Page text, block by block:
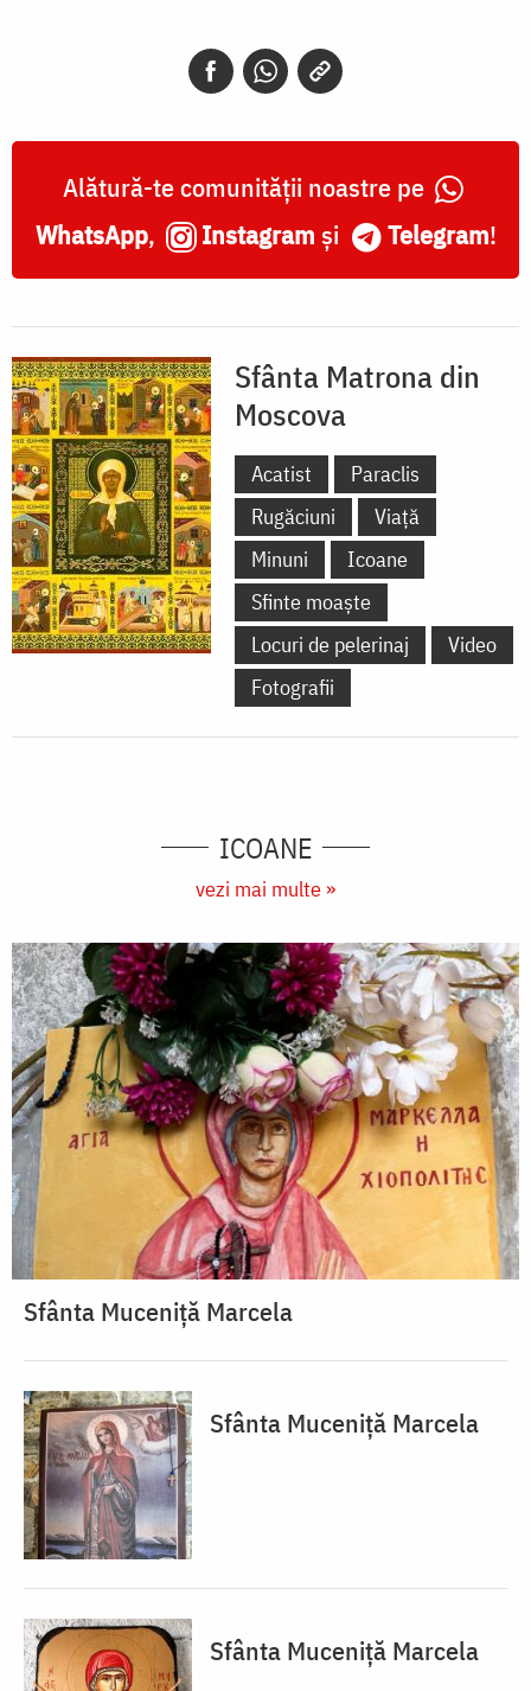
Alătură-te comunității noastre pe
WhatsApp, Instagram și Telegram!
Sfânta Matrona din
Moscova
Acatist
Paraclis
Rugăciuni
Viață
Minuni
Icoane
Sfinte moaște
Locuri de pelerinaj
Video
Fotografii
ICOANE
vezi mai multe »
Sfânta Muceniță Marcela
Sfânta Muceniță Marcela
Sfânta Muceniță Marcela